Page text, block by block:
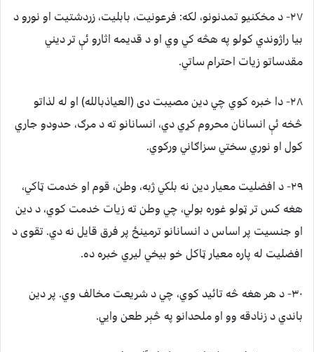
۲۷- د مخکنيو تمدنونو، لکه: فرعونيت، بابليت، زردشتيت او نورو د
بيا راژوندي کولو په هڅه کي وي او د قديمه اثارو ئې تر ديني
مقدساتو زيات احترام ساتي.
۲۸- دا خبره کوي چي دين مصيبت دی (العياذبالله) او له لذاتو
څخه ئې انسانان محروم کړي دي، انسانانو ته د مرګ، حدودو جاري
کول او نوري سختي سزاګاني ورکوي.
۲۹- د افضليت معيار دين نه بلکي ژبه، وطن، قوم او خدمت ټاکي،
هغه کس تر ټولو غوره بولي، چي وطن ته زيات خدمت کوي، د دين
او جنسيت پر اساس د انسانانو ترمينځ پر فرق قايل نه دي. تقوی د
افضليت له پاره معيار ټاکل خو بيخي ليري خبره ده.
۳۰- د هر هغه څه تائيد کوي، چي د شريعت مخالف وي. پر دين
باندي د زنادقه وو او ملحدانو په څېر طعن وايي.